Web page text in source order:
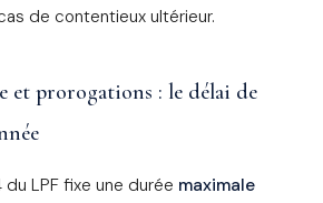
de contentieux ultérieur.
et prorogations : le délai de
du LPF fixe une durée maximale